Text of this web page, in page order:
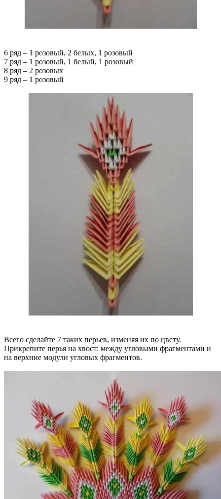
6 ряд – 1 розовый, 2 белых, 1 розовый
7 ряд – 1 розовый, 1 белый, 1 розовый
8 ряд – 2 розовых
9 ряд – 1 розовый
Всего сделайте 7 таких перьев, изменяя их по цвету.
Прикрепите перья на хвост: между угловыми фрагментами и
на верхние модули угловых фрагментов.